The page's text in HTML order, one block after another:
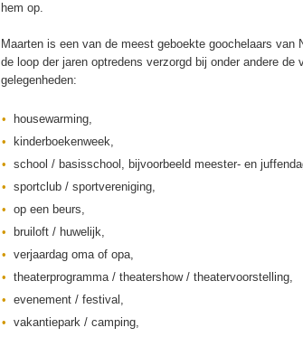
hem op.
Maarten is een van de meest geboekte goochelaars van
de loop der jaren optredens verzorgd bij onder andere de
gelegenheden:
housewarming,
kinderboekenweek,
school / basisschool, bijvoorbeeld meester- en
sportclub / sportvereniging,
op een beurs,
bruiloft / huwelijk,
verjaardag oma of opa,
theaterprogramma / theatershow / theatervoorstelling,
evenement / festival,
vakantiepark / camping,